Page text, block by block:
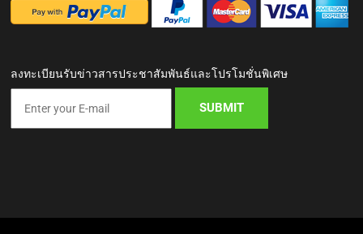
ลงทะเบียนรับข่าวสารประชาสัมพันธ์และโปรโมชั่นพิเศษ